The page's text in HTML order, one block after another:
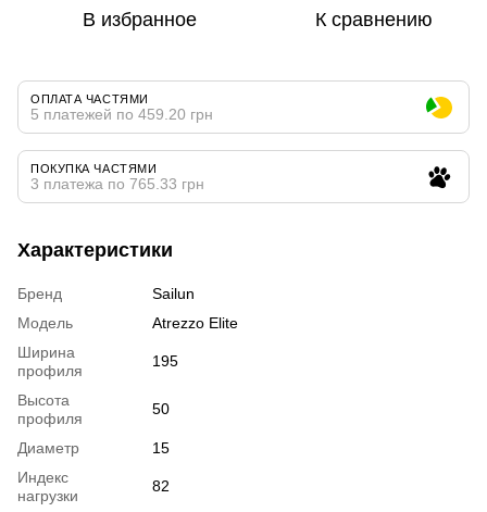
В избранное К сравнению
ОПЛАТА ЧАСТЯМИ
5 платежей по 459.20 грн
ПОКУПКА ЧАСТЯМИ
3 платежа по 765.33 грн
Характеристики
Бренд
Sailun
Модель
Atrezzo Elite
Ширина
профиля
195
Высота
профиля
50
Диаметр
15
Индекс
нагрузки
82